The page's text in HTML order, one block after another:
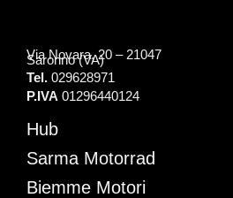
Via Novara, 20 – 21047
Saronno (VA)
Tel. 029628971
P.IVA 01296440124
Hub
Sarma Motorrad
Biemme Motori